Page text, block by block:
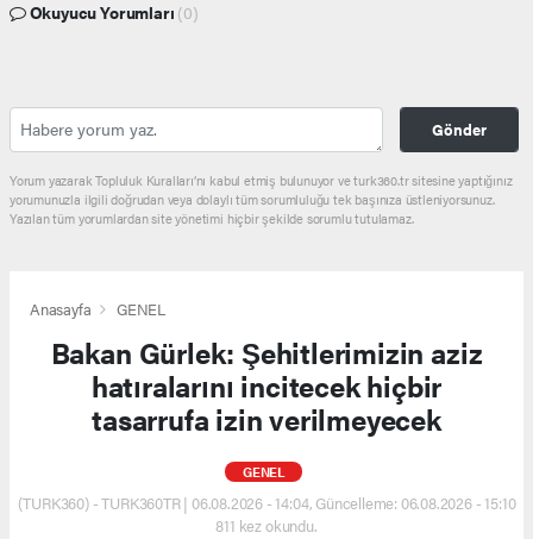
Okuyucu Yorumları (0)
Gönder
Yorum yazarak Topluluk Kuralları’nı kabul etmiş bulunuyor ve turk360.tr sitesine yaptığınız
yorumunuzla ilgili doğrudan veya dolaylı tüm sorumluluğu tek başınıza üstleniyorsunuz.
Yazılan tüm yorumlardan site yönetimi hiçbir şekilde sorumlu tutulamaz.
Anasayfa GENEL
Bakan Gürlek: Şehitlerimizin aziz
hatıralarını incitecek hiçbir
tasarrufa izin verilmeyecek
GENEL
(TURK360) - TURK360TR | 06.08.2026 - 14:04, Güncelleme: 06.08.2026 - 15:10
811 kez okundu.